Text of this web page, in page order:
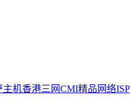
机香港三网CMI精品网络